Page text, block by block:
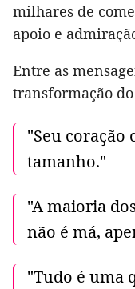
milhares de
apoio e
Entre as
transformação
"Seu coração
tamanho."
"A maioria
não é má,
"Tudo é uma